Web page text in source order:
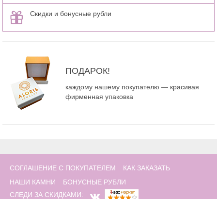
Скидки и бонусные рубли
ПОДАРОК!
каждому нашему покупателю — красивая
фирменная упаковка
СОГЛАШЕНИЕ С ПОКУПАТЕЛЕМ
КАК ЗАКАЗАТЬ
НАШИ КАМНИ
БОНУСНЫЕ РУБЛИ
СЛЕДИ ЗА СКИДКАМИ: